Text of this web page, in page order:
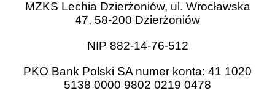
MZKS Lechia Dzierżoniów, ul. Wrocławska
47, 58-200 Dzierżoniów
NIP 882-14-76-512
PKO Bank Polski SA numer konta: 41 1020
5138 0000 9802 0219 0478